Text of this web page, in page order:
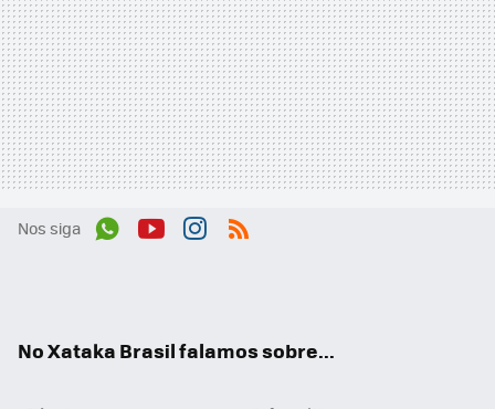
Nos siga
No Xataka Brasil falamos sobre...